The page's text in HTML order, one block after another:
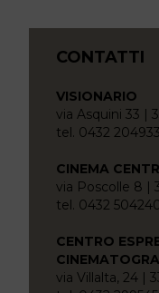
CONTATTI
VISIONARIO
via Asquini 33 |
tel. 0432 204933
CINEMA
via Poscolle 8 |
tel. 0432
CENTRO
via Villalta, 24 |